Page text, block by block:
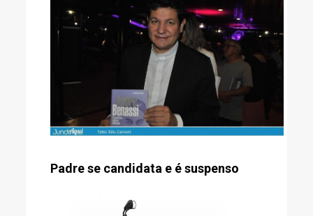
Padre se candidata e é suspenso